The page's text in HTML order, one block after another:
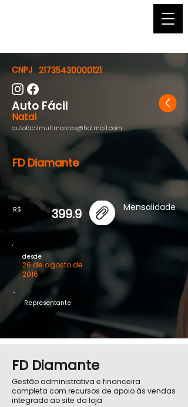
CNPJ 21735430000121
Auto Fácil
Natal
FD Diamante
R$ 399.9 Mensalidade
autofacilmultmarcas@hotmail.com
26 de agosto de
2016
desde
Representante
FD Diamante
Gestão administrativa e financeira
completa com recursos de apoio às vendas
integrado ao site da loja